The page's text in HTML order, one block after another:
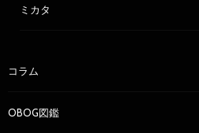
ミカタ
コラム
OBOG図鑑